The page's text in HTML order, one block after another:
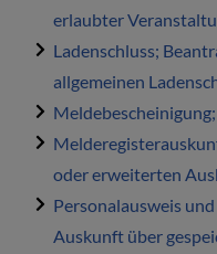
erlaubter
Ladenschluss;
allgemeinen
oder erweiterten
Personalausweis
Auskunft über